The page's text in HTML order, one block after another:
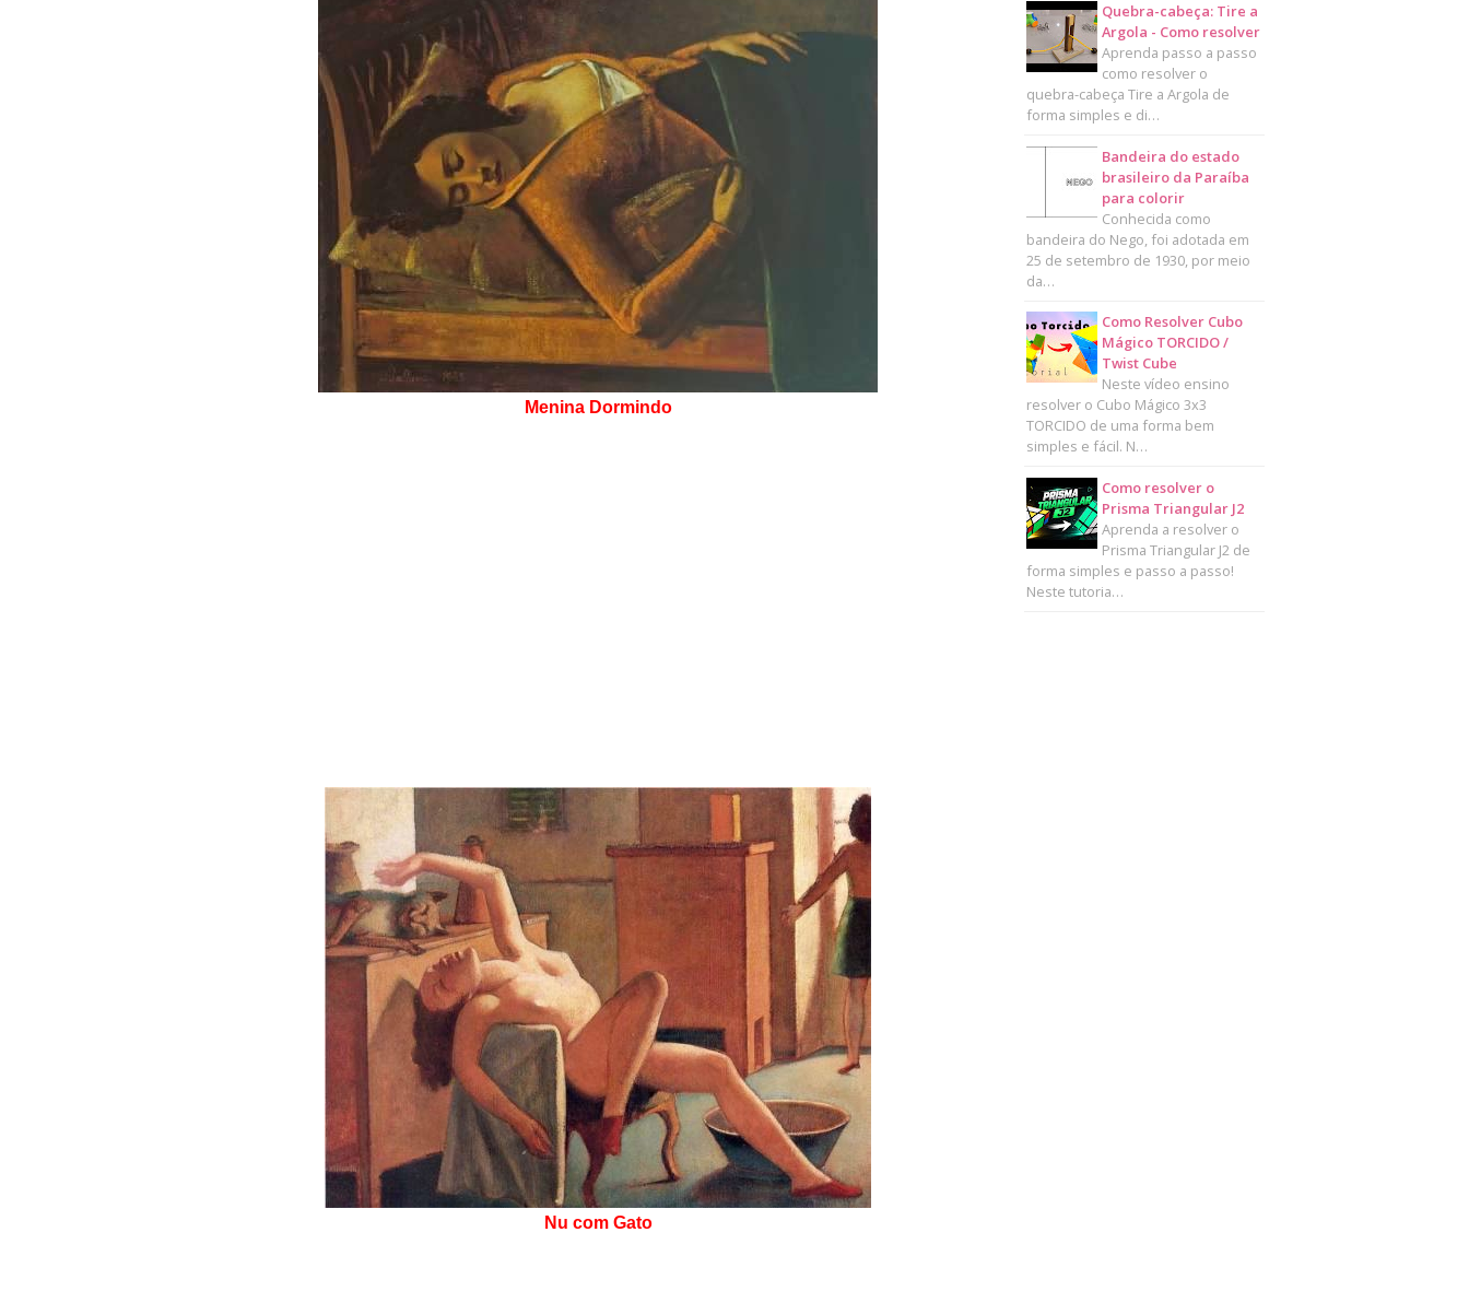
Menina Dormindo
Nu com Gato
Quebra-cabeça: Tire a
Argola - Como resolver
Aprenda passo a passo
como resolver o
quebra-cabeça Tire a Argola de
forma simples e di…
Bandeira do estado
brasileiro da Paraíba
para colorir
Conhecida como
bandeira do Nego, foi adotada em
25 de setembro de 1930, por meio
da…
Como Resolver Cubo
Mágico TORCIDO /
Twist Cube
Neste vídeo ensino
resolver o Cubo Mágico 3x3
TORCIDO de uma forma bem
simples e fácil. N…
Como resolver o
Prisma Triangular J2
Aprenda a resolver o
Prisma Triangular J2 de
forma simples e passo a passo!
Neste tutoria…